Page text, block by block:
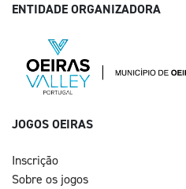
ENTIDADE ORGANIZADORA
JOGOS OEIRAS
Inscrição
Sobre os jogos